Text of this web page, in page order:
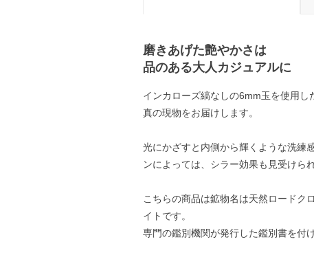
磨きあげた艶やかさは
品のある大人カジュアルに
インカローズ縞なしの6mm玉を使用し
真の現物をお届けします。
光にかざすと内側から輝くような洗練
ンによっては、シラー効果も見受けられ
こちらの商品は鉱物名は天然ロードク
イトです。
専門の鑑別機関が発行した鑑別書を付